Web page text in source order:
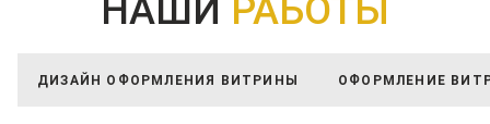
НАШИ РАБОТЫ
ДИЗАЙН ОФОРМЛЕНИЯ ВИТРИНЫ ОФОРМЛЕНИЕ